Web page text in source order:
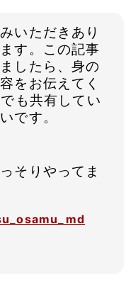
いただきあり
す。この記事
したら、身の
をお伝えてく
も共有してい
です。
そりやってま